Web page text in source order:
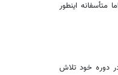
اینطور
دوره خود تلاش